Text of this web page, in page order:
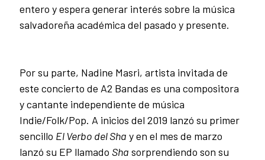
entero y espera generar interés sobre la música
salvadoreña académica del pasado y presente.
Por su parte, Nadine Masri, artista invitada de
este concierto de A2 Bandas es una compositora
y cantante independiente de música
Indie/Folk/Pop. A inicios del 2019 lanzó su primer
sencillo El Verbo del Sha y en el mes de marzo
lanzó su EP llamado Sha sorprendiendo son su